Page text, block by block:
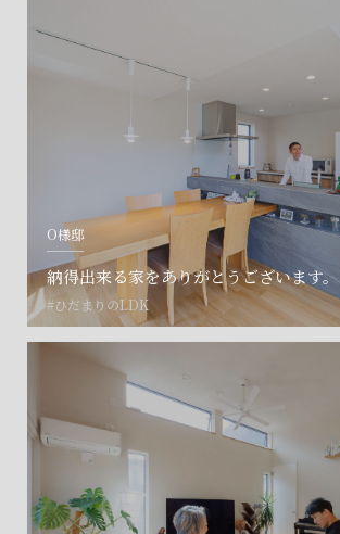
O様邸
納得出来る家をありがとうございます。
#ひだまりのLDK
ご相談はこちら
©SET inc.